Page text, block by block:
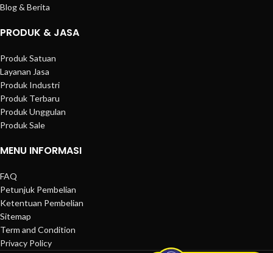
Blog & Berita
PRODUK & JASA
Produk Satuan
Layanan Jasa
Produk Industri
Produk Terbaru
Produk Unggulan
Produk Sale
MENU INFORMASI
FAQ
Petunjuk Pembelian
Ketentuan Pembelian
Sitemap
Term and Condition
Privacy Policy